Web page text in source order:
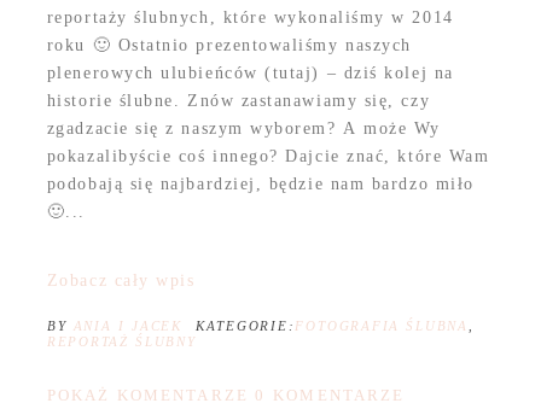
reportaży ślubnych, które wykonaliśmy w 2014
roku 🙂 Ostatnio prezentowaliśmy naszych
plenerowych ulubieńców (tutaj) – dziś kolej na
historie ślubne. Znów zastanawiamy się, czy
zgadzacie się z naszym wyborem? A może Wy
pokazalibyście coś innego? Dajcie znać, które Wam
podobają się najbardziej, będzie nam bardzo miło
🙂...
Zobacz cały wpis
BY ANIA I JACEK KATEGORIE: FOTOGRAFIA ŚLUBNA
REPORTAŻ ŚLUBNY
POKAŻ KOMENTARZE 0 KOMENTARZE